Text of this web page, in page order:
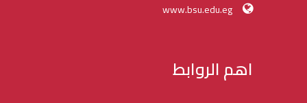
www.bsu.edu.eg
اهم الروابط